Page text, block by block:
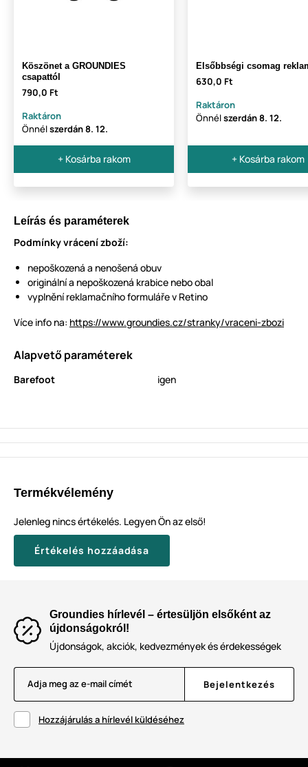
Köszönet a GROUNDIES
csapattól
790,0 Ft
Raktáron
Önnélszerdán8. 12.
+ Kosárba rakom
Elsőbbségi csomag
630,0 Ft
Raktáron
Önnélszerdán8. 12.
+ Kosárba rakom
Leírás és paraméterek
Podmínky vrácení zboží:
nepoškozená a nenošená obuv
originální a nepoškozená krabice nebo obal
vyplnění reklamačního formuláře v Retino
Více info na: https://www.groundies.cz/stranky/vraceni-zbozi
Alapvető paraméterek
Barefoot igen
Termékvélemény
Jelenleg nincs értékelés. Legyen Ön az első!
Értékelés hozzáadása
Groundies hírlevél – értesüljön elsőként az
újdonságokról!
Újdonságok, akciók, kedvezmények és érdekességek
Adja meg az e-mail címét Bejelentkezés
Hozzájárulás a hírlevél küldéséhez